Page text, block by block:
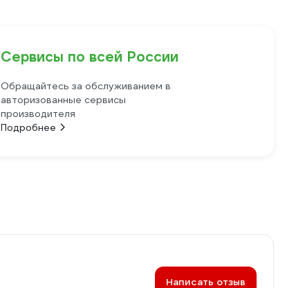
Сервисы по всей России
Обращайтесь за обслуживанием в
авторизованные сервисы
производителя
Подробнее
Написать отзыв